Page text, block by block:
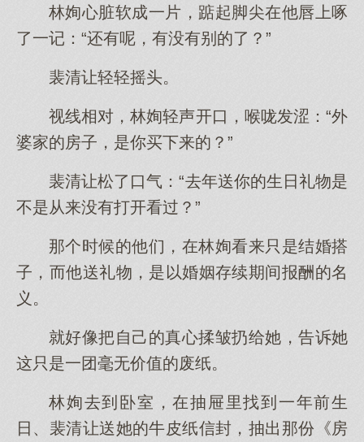
林姰心脏软成一片，踮起脚尖在他唇上啄
了一记：“还有呢，有没有别的了？”
裴清让轻轻摇头。
视线相对，林姰轻声开口，喉咙发涩：“外
婆家的房子，是你买下来的？”
裴清让松了口气：“去年送你的生日礼物是
不是从来没有打开看过？”
那个时候的他们，在林姰看来只是结婚搭
子，而他送礼物，是以婚姻存续期间报酬的名
义。
就好像把自己的真心揉皱扔给她，告诉她
这只是一团毫无价值的废纸。
林姰去到卧室，在抽屉里找到一年前生
日、裴清让送她的牛皮纸信封，抽出那份《房